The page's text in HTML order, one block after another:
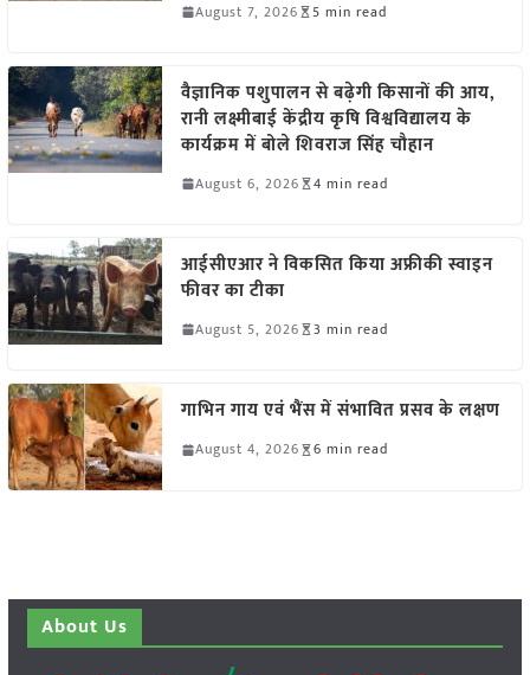
August 7, 2026 5 min read
वैज्ञानिक पशुपालन से बढ़ेगी किसानों की आय,
रानी लक्ष्मीबाई केंद्रीय कृषि विश्वविद्यालय के
कार्यक्रम में बोले शिवराज सिंह चौहान
August 6, 2026 4 min read
आईसीएआर ने विकसित किया अफ्रीकी स्वाइन
फीवर का टीका
August 5, 2026 3 min read
गाभिन गाय एवं भैंस में संभावित प्रसव के लक्षण
August 4, 2026 6 min read
About Us